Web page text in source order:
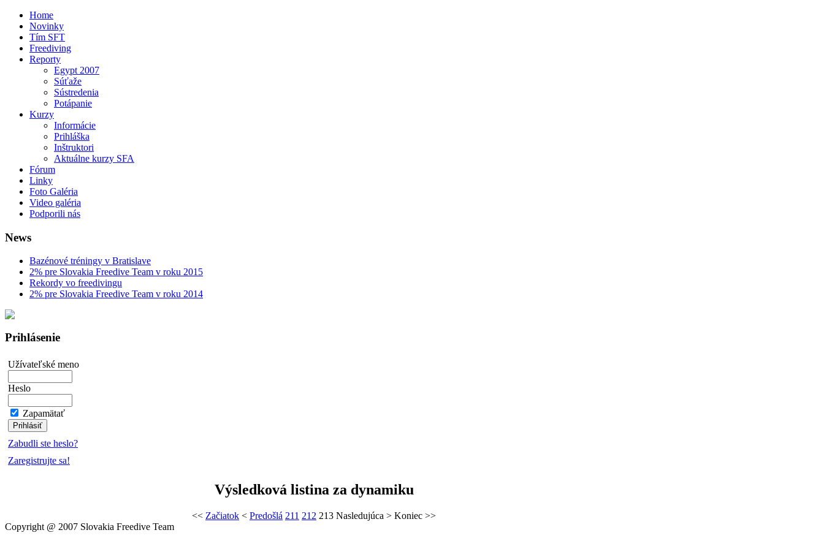
Home
Novinky
Tím SFT
Freediving
Reporty
Egypt 2007
Súťaže
Sústredenia
Potápanie
Kurzy
Informácie
Prihláška
Inštruktori
Aktuálne kurzy SFA
Fórum
Linky
Foto Galéria
Video galéria
Podporili nás
News
Bazénové tréningy v Bratislave
2% pre Slovakia Freedive Team v roku 2015
Rekordy vo freedivingu
2% pre Slovakia Freedive Team v roku 2014
Prihlásenie
Užívateľské meno
Heslo
Zapamätať
Zabudli ste heslo?
Zaregistrujte sa!
Výsledková listina za dynamiku
<< Začiatok < Predošlá 211 212 213 Nasledujúca > Koniec >>
Copyright @ 2007 Slovakia Freedive Team